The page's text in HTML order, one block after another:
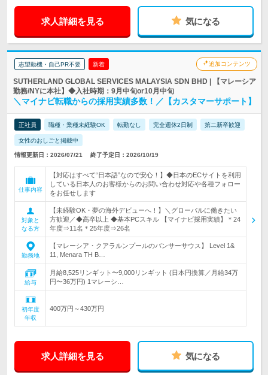
求人詳細を見る 気になる
志望動機・自己PR不要 新着 追加コンテンツ
SUTHERLAND GLOBAL SERVICES MALAYSIA SDN BHD | 【マレーシア
勤務/NYに本社】◆入社時期：9月中旬or10月中旬
＼マイナビ転職からの採用実績多数！／【カスタマーサポート】
正社員 職種・業種未経験OK 転勤なし 完全週休2日制 第二新卒歓迎
女性のおしごと掲載中
情報更新日：2026/07/21 終了予定日：2026/10/19
仕事内容
【対応はすべて“日本語”なので安心！】◆日本のECサイトを利用
している日本人のお客様からのお問い合わせ対応や各種フォロー
をお任せします
対象と
なる方
【未経験OK・夢の海外デビューへ！】＼グローバルに働きたい
方歓迎／◆高卒以上 ◆基本PCスキル 【マイナビ採用実績】＊24
年度⇒11名＊25年度⇒26名
勤務地
【マレーシア・クアラルンプールのバンサーサウス】 Level 1&
11, Menara TH B…
給与
月給8,525リンギット〜9,000リンギット (日本円換算／月給34万
円〜36万円) 1マレーシ…
初年度
年収
400万円～430万円
求人詳細を見る 気になる